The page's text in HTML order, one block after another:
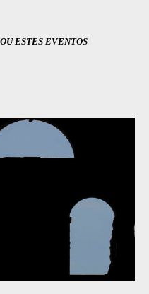
ESTES EVENTOS